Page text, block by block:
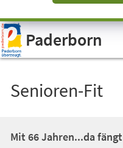
Visuelle
Assistenzsoftware
öffnen.Paderborn
Senioren-Fit
Mit 66 Jahren...da